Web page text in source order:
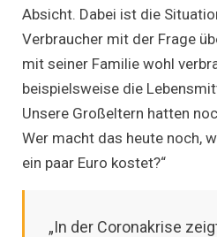
Absicht. Dabei ist die
Verbraucher mit der Frage
mit seiner Familie wohl
beispielsweise die
Unsere Großeltern hatten
Wer macht das heute noch,
ein paar Euro kostet?“
„In der Coronakrise